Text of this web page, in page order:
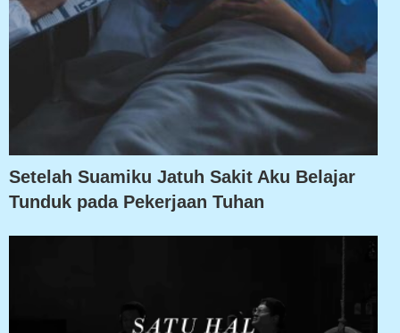
Setelah Suamiku Jatuh Sakit Aku Belajar
Tunduk pada Pekerjaan Tuhan